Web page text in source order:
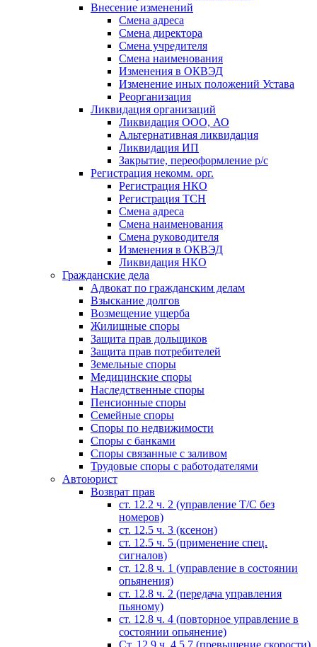
Внесение изменений
Смена адреса
Смена директора
Cмена учредителя
Смена наименования
Изменения в ОКВЭД
Изменение иных положений Устава
Реорганизация
Ликвидация организаций
Ликвидация ООО, АО
Альтернативная ликвидация
Ликвидация ИП
Закрытие, переоформление р/с
Регистрация некомм. орг.
Регистрация НКО
Регистрация ТСН
Смена адреса
Смена наименования
Смена руководителя
Изменения в ОКВЭД
Ликвидация НКО
Гражданские дела
Адвокат по гражданским делам
Взыскание долгов
Возмещение ущерба
Жилищные споры
Защита прав дольщиков
Защита прав потребителей
Земельные споры
Медицинские споры
Наследственные споры
Пенсионные споры
Семейные споры
Cпоры по недвижимости
Споры с банками
Споры связанные с заливом
Трудовые споры с работодателями
Автоюрист
Возврат прав
ст. 12.2 ч. 2 (управление Т/С без
номеров)
ст. 12.5 ч. 3 (ксенон)
ст. 12.5 ч. 5 (применение спец.
сигналов)
cт. 12.8 ч. 1 (управление в состоянии
опьянения)
ст. 12.8 ч. 2 (передача управления
пьяному)
ст. 12.8 ч. 4 (повторное управление в
состоянии опьянение)
Ст. 12.9 ч. 4,5,7 (превышение скорости)